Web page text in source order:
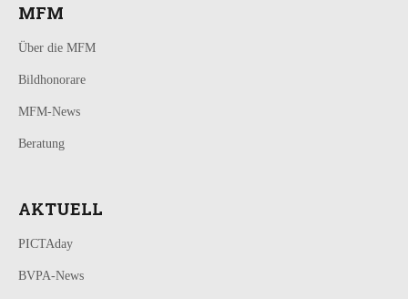
MFM
Über die MFM
Bildhonorare
MFM-News
Beratung
AKTUELL
PICTAday
BVPA-News